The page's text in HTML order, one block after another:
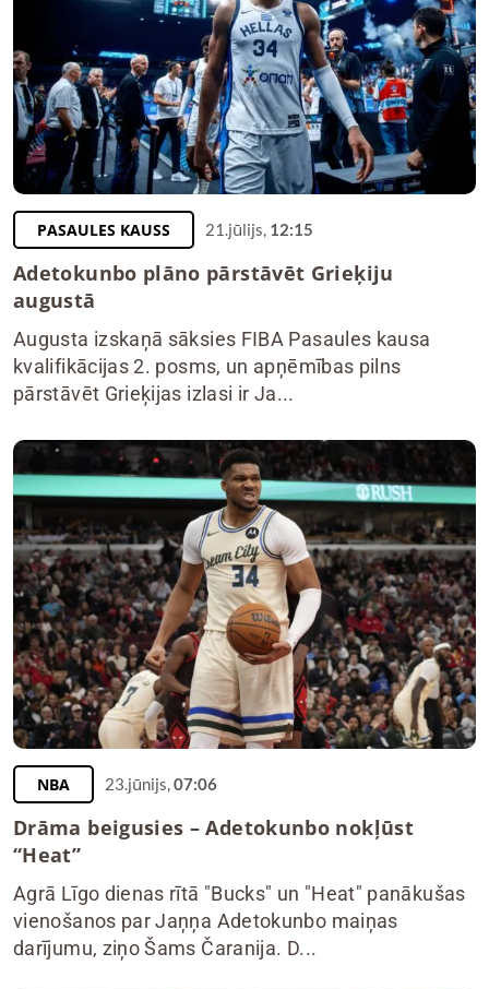
PASAULES KAUSS 21.jūlijs, 12:15
Adetokunbo plāno pārstāvēt Grieķiju
augustā
Augusta izskaņā sāksies FIBA Pasaules kausa
kvalifikācijas 2. posms, un apņēmības pilns
pārstāvēt Grieķijas izlasi ir Ja...
NBA 23.jūnijs,07:06
Drāma beigusies – Adetokunbo nokļūst
“Heat”
Agrā Līgo dienas rītā "Bucks" un "Heat" panākušas
vienošanos par Jaņņa Adetokunbo maiņas
darījumu, ziņo Šams Čaranija. D...